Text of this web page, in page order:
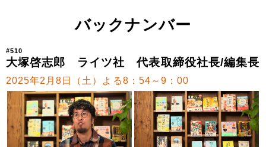
バックナンバー
#510
大塚啓志郎 ライツ社 代表取締役社長/編集長
2025年2月8日（土）よる8：54～9：00